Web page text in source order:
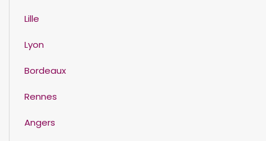
Lille
Lyon
Bordeaux
Rennes
Angers